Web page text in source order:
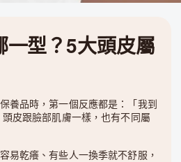
型？5大頭皮屬
養品時，第一個反應都是：「我到
皮跟臉部肌膚一樣，也有不同屬
易乾癢、有些人一換季就不舒服，